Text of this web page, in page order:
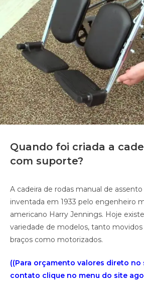
Quando foi criada a
com suporte?
A cadeira de rodas manual de
inventada em 1933 pelo engenheiro
americano Harry Jennings. Hoje
variedade de modelos, tanto movidos
braços como motorizados.
((Para orçamento valores direto no
contato clique no menu do site